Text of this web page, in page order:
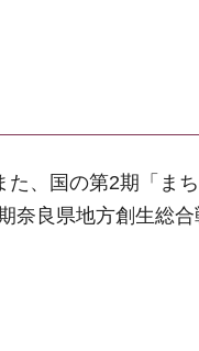
、国の第2期「まち
奈良県地方創生総合